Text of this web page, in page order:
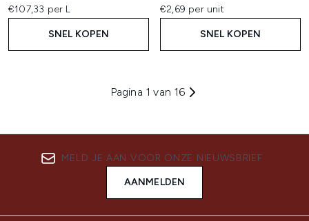
€107,33 per L
SNEL KOPEN
€2,69 per unit
SNEL KOPEN
Pagina 1 van 16
MELD JE AAN VOOR ONZE NIEUWSBRIEF
AANMELDEN